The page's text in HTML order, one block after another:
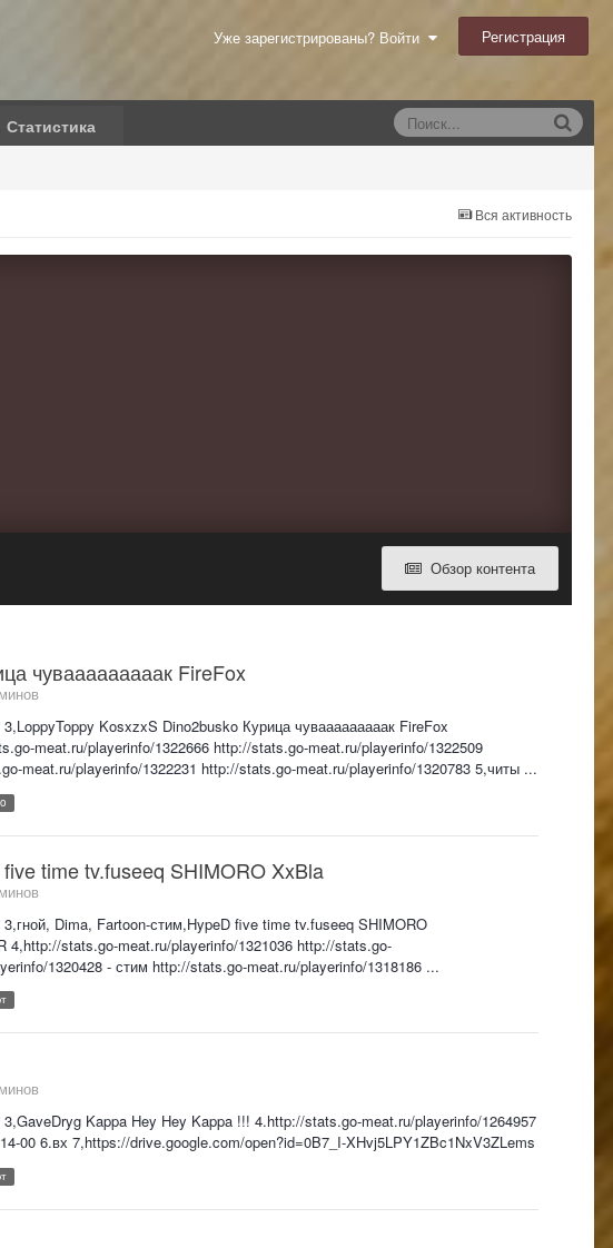
Уже зарегистрированы? Войти Регистрация
Статистика
Вся активность
Обзор контента
чувааааааааак FireFox
KosxzxS Dino2busko Курица чувааааааааак FireFox
meat.ru/playerinfo/1322666 http://stats.go-meat.ru/playerinfo/1322509
meat.ru/playerinfo/1322231 http://stats.go-meat.ru/playerinfo/1320783 5,читы ...
time tv.fuseeq SHIMORO XxBla
Dima, Fartoon-стим,HypeD five time tv.fuseeq SHIMORO
stats.go-meat.ru/playerinfo/1321036 http://stats.go-
1320428 - стим http://stats.go-meat.ru/playerinfo/1318186 ...
Kappa Hey Hey Kappa !!! 4.http://stats.go-meat.ru/playerinfo/1264957
00 6.вх 7,https://drive.google.com/open?id=0B7_I-XHvj5LPY1ZBc1NxV3ZLems